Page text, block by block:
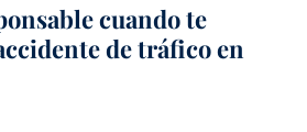
cuando te
de tráfico en